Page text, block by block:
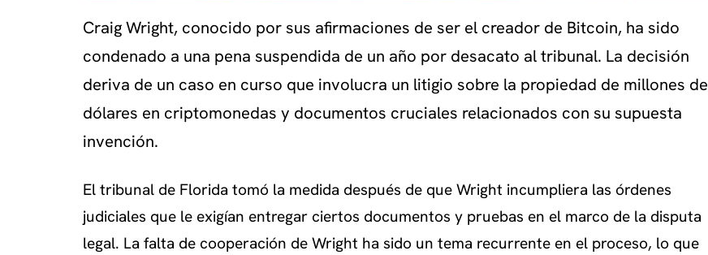
Craig Wright, conocido por sus afirmaciones de ser el creador de Bitcoin, ha sido
condenado a una pena suspendida de un año por desacato al tribunal. La decisión
deriva de un caso en curso que involucra un litigio sobre la propiedad de millones de
dólares en criptomonedas y documentos cruciales relacionados con su supuesta
invención.
El tribunal de Florida tomó la medida después de que Wright incumpliera las órdenes
judiciales que le exigían entregar ciertos documentos y pruebas en el marco de la disputa
legal. La falta de cooperación de Wright ha sido un tema recurrente en el proceso, lo que